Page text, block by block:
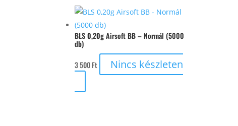
BLS 0,20g Airsoft BB – Normál (5000
db)
3 500Ft Nincs készleten